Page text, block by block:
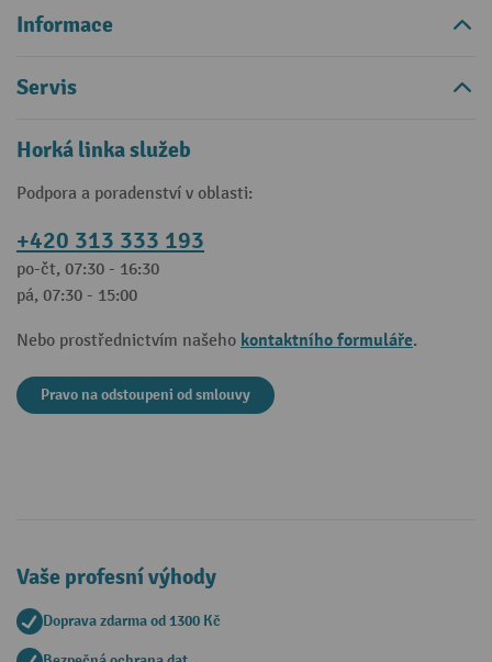
Informace
Servis
Horká linka služeb
Podpora a poradenství v oblasti:
+420 313 333 193
po-čt, 07:30 - 16:30
pá, 07:30 - 15:00
Nebo prostřednictvím našeho kontaktního formuláře.
Pravo na odstoupeni od smlouvy
Vaše profesní výhody
Doprava zdarma od 1300 Kč